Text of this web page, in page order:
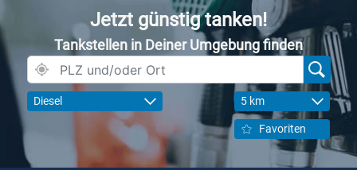
Jetzt günstig tanken!
Tankstellen in Deiner Umgebung finden
Diesel 5 km
Favoriten